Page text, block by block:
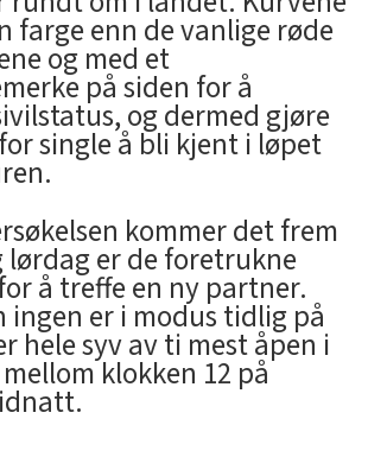
farge enn de vanlige røde
og med et
på siden for å
og dermed gjøre
single å bli kjent i løpet
kommer det frem
lørdag er de foretrukne
å treffe en ny partner.
ingen er i modus tidlig på
hele syv av ti mest åpen i
klokken 12 på